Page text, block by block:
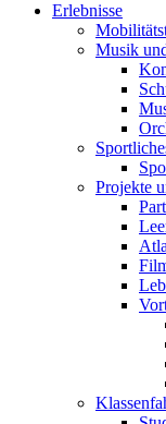
Erlebnisse
Musik
Projekte